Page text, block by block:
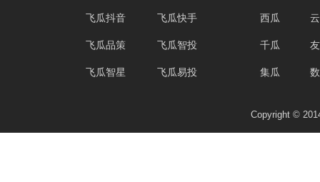
飞瓜抖音
飞瓜品策
飞瓜智星
飞瓜快手
飞瓜智投
飞瓜易投
西瓜
千瓜
集瓜
Copyright ©